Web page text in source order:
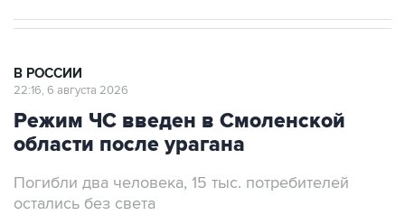
В РОССИИ
22:16, 6 августа 2026
Режим ЧС введен в Смоленской
области после урагана
Погибли два человека, 15 тыс. потребителей
остались без света